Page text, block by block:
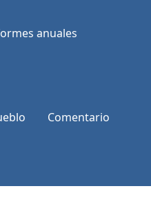
anuales
Comentario